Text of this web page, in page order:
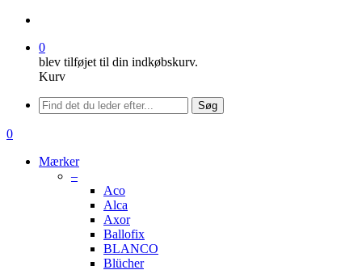
0
blev tilføjet til din indkøbskurv.
Kurv
Menu
Søg
søge
0
Mærker
–
Aco
Alca
Axor
Ballofix
BLANCO
Blücher